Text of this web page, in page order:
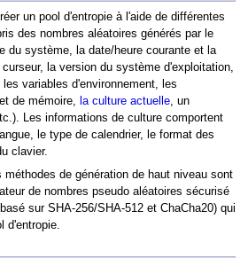
un pool d'entropie à l'aide de différentes
des nombres aléatoires générés par le
du système, la date/heure courante et la
la version du système d'exploitation,
variables d'environnement, les
de mémoire, la culture actuelle, un
Les informations de culture comportent
le type de calendrier, le format des
clavier.
méthodes de génération de haut niveau sont
de nombres pseudo aléatoires sécurisé
sur SHA-256/SHA-512 et ChaCha20) qui
d'entropie.